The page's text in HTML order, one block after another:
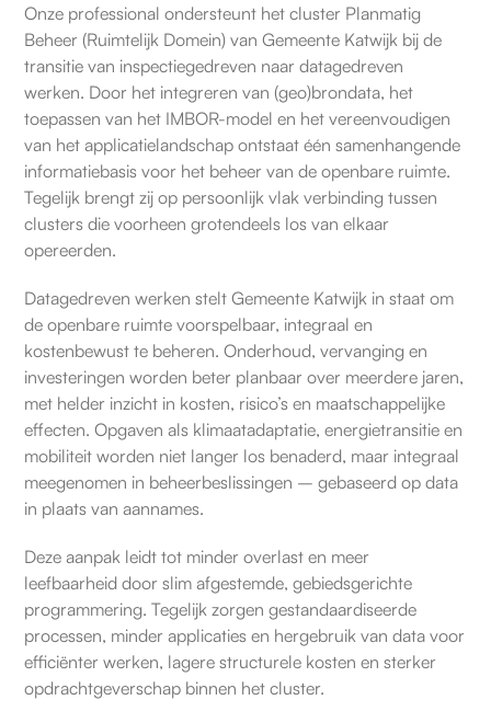
Onze professional ondersteunt het cluster Planmatig
Beheer (Ruimtelijk Domein) van Gemeente Katwijk bij de
transitie van inspectiegedreven naar datagedreven
werken. Door het integreren van (geo)brondata, het
toepassen van het IMBOR-model en het vereenvoudigen
van het applicatielandschap ontstaat één samenhangende
informatiebasis voor het beheer van de openbare ruimte.
Tegelijk brengt zij op persoonlijk vlak verbinding tussen
clusters die voorheen grotendeels los van elkaar
opereerden.
Datagedreven werken stelt Gemeente Katwijk in staat om
de openbare ruimte voorspelbaar, integraal en
kostenbewust te beheren. Onderhoud, vervanging en
investeringen worden beter planbaar over meerdere jaren,
met helder inzicht in kosten, risico’s en maatschappelijke
effecten. Opgaven als klimaatadaptatie, energietransitie en
mobiliteit worden niet langer los benaderd, maar integraal
meegenomen in beheerbeslissingen – gebaseerd op data
in plaats van aannames.
Deze aanpak leidt tot minder overlast en meer
leefbaarheid door slim afgestemde, gebiedsgerichte
programmering. Tegelijk zorgen gestandaardiseerde
processen, minder applicaties en hergebruik van data voor
efficiënter werken, lagere structurele kosten en sterker
opdrachtgeverschap binnen het cluster.